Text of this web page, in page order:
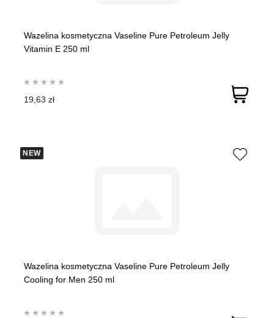
Wazelina kosmetyczna Vaseline Pure Petroleum Jelly
Vitamin E 250 ml
19,63 zł
NEW
Wazelina kosmetyczna Vaseline Pure Petroleum Jelly
Cooling for Men 250 ml